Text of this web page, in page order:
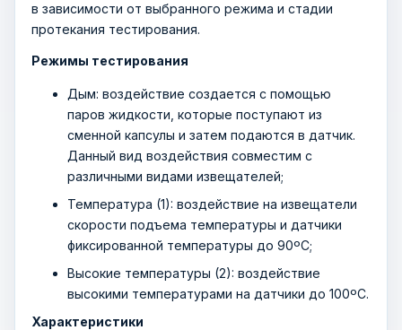
в зависимости от выбранного режима и стадии
протекания тестирования.
Режимы тестирования
Дым: воздействие создается с помощью
паров жидкости, которые поступают из
сменной капсулы и затем подаются в датчик.
Данный вид воздействия совместим с
различными видами извещателей;
Температура (1): воздействие на извещатели
скорости подъема температуры и датчики
фиксированной температуры до 90ºC;
Высокие температуры (2): воздействие
высокими температурами на датчики до 100ºC.
Характеристики